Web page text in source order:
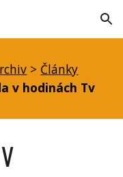
Skip to navigation
> Články
v hodinách Tv